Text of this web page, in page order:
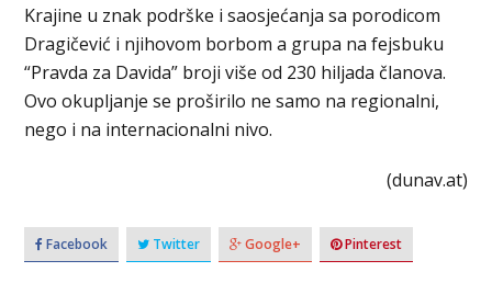
Krajine u znak podrške i saosjećanja sa porodicom
Dragičević i njihovom borbom a grupa na fejsbuku
“Pravda za Davida” broji više od 230 hiljada članova.
Ovo okupljanje se proširilo ne samo na regionalni,
nego i na internacionalni nivo.
(dunav.at)
Facebook Twitter Google+ Pinterest